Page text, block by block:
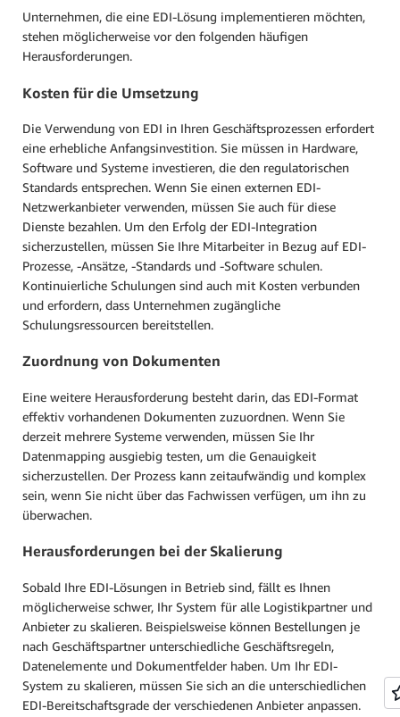
Unternehmen, die eine EDI-Lösung implementieren möchten,
stehen möglicherweise vor den folgenden häufigen
Herausforderungen.
Kosten für die Umsetzung
Die Verwendung von EDI in Ihren Geschäftsprozessen erfordert
eine erhebliche Anfangsinvestition. Sie müssen in Hardware,
Software und Systeme investieren, die den regulatorischen
Standards entsprechen. Wenn Sie einen externen EDI-
Netzwerkanbieter verwenden, müssen Sie auch für diese
Dienste bezahlen. Um den Erfolg der EDI-Integration
sicherzustellen, müssen Sie Ihre Mitarbeiter in Bezug auf EDI-
Prozesse, -Ansätze, -Standards und -Software schulen.
Kontinuierliche Schulungen sind auch mit Kosten verbunden
und erfordern, dass Unternehmen zugängliche
Schulungsressourcen bereitstellen.
Zuordnung von Dokumenten
Eine weitere Herausforderung besteht darin, das EDI-Format
effektiv vorhandenen Dokumenten zuzuordnen. Wenn Sie
derzeit mehrere Systeme verwenden, müssen Sie Ihr
Datenmapping ausgiebig testen, um die Genauigkeit
sicherzustellen. Der Prozess kann zeitaufwändig und komplex
sein, wenn Sie nicht über das Fachwissen verfügen, um ihn zu
überwachen.
Herausforderungen bei der Skalierung
Sobald Ihre EDI-Lösungen in Betrieb sind, fällt es Ihnen
möglicherweise schwer, Ihr System für alle Logistikpartner und
Anbieter zu skalieren. Beispielsweise können Bestellungen je
nach Geschäftspartner unterschiedliche Geschäftsregeln,
Datenelemente und Dokumentfelder haben. Um Ihr EDI-
System zu skalieren, müssen Sie sich an die unterschiedlichen
EDI-Bereitschaftsgrade der verschiedenen Anbieter anpassen.